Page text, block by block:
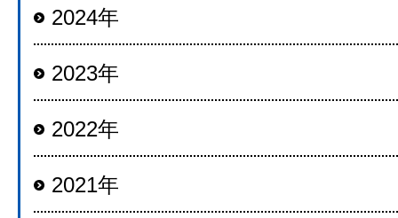
2024年
2023年
2022年
2021年